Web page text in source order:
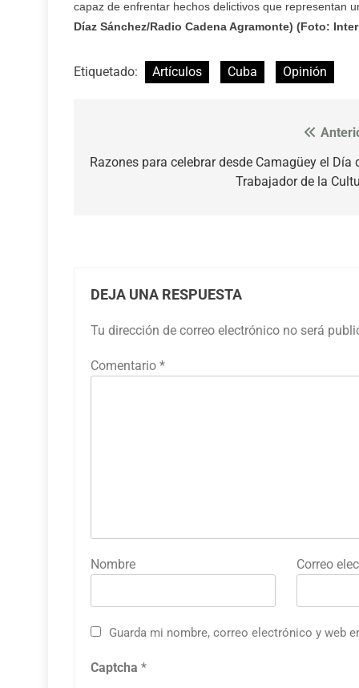
capaz de enfrentar hechos delictivos que representan
Díaz Sánchez/Radio Cadena Agramonte) (Foto:
Etiquetado: Artículos Cuba Opinión
de
Razones para celebrar desde Camagüey el Día
Trabajador de la
DEJA UNA RESPUESTA
Tu dirección de correo electrónico no será
Comentario *
Nombre Correo
Guarda mi nombre, correo electrónico y web
Captcha *